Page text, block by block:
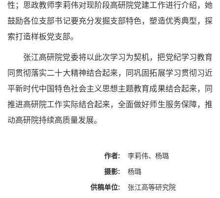
性；思政教师李莉伟对现阶段高研院党建工作进行介绍，她
鼓励各位支部书记要充分发掘支部特色，塑造优秀典型，探
索打造样板党支部。
张江高研院党委将以此次学习为契机，把党纪学习教育
同贯彻落实二十大精神结合起来，同巩固拓展学习贯彻习近
平新时代中国特色社会主义思想主题教育成果结合起来，同
推进高研院工作实际结合起来，全面做好师生服务保障，推
动高研院持续高质量发展。
作者:
李莉伟、杨璐
摄影:
杨璐
供稿单位:
张江高等研究院